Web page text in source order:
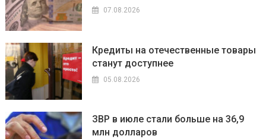
07.08.2026
Кредиты на отечественные товары
станут доступнее
05.08.2026
ЗВР в июле стали больше на 36,9
млн долларов